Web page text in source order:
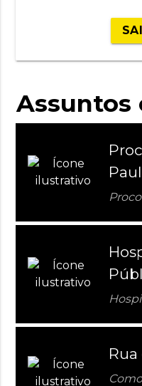
Assuntos